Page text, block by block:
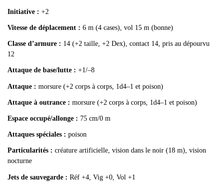
Initiative : +2
Vitesse de déplacement : 6 m (4 cases), vol 15 m (bonne)
Classe d’armure : 14 (+2 taille, +2 Dex), contact 14, pris au dépourvu
12
Attaque de base/lutte : +1/–8
Attaque : morsure (+2 corps à corps, 1d4–1 et poison)
Attaque à outrance : morsure (+2 corps à corps, 1d4–1 et poison)
Espace occupé/allonge : 75 cm/0 m
Attaques spéciales : poison
Particularités : créature artificielle, vision dans le noir (18 m), vision
nocturne
Jets de sauvegarde : Réf +4, Vig +0, Vol +1